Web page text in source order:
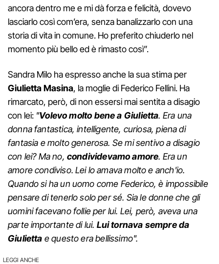
ancora dentro me e mi dà forza e felicità, dovevo
lasciarlo così com’era, senza banalizzarlo con una
storia di vita in comune. Ho preferito chiuderlo nel
momento più bello ed è rimasto così”.
Sandra Milo ha espresso anche la sua stima per
Giulietta Masina, la moglie di Federico Fellini. Ha
rimarcato, però, di non essersi mai sentita a disagio
con lei: "Volevo molto bene a Giulietta. Era una
donna fantastica, intelligente, curiosa, piena di
fantasia e molto generosa. Se mi sentivo a disagio
con lei? Ma no, condividevamo amore. Era un
amore condiviso. Lei lo amava molto e anch'io.
Quando si ha un uomo come Federico, è impossibile
pensare di tenerlo solo per sé. Sia le donne che gli
uomini facevano follie per lui. Lei, però, aveva una
parte importante di lui. Lui tornava sempre da
Giulietta e questo era bellissimo".
LEGGI ANCHE